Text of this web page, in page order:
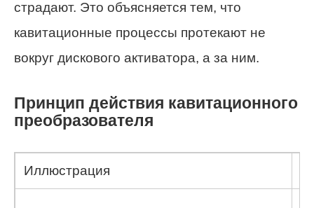
страдают. Это объясняется тем, что
кавитационные процессы протекают не
вокруг дискового активатора, а за ним.
Принцип действия кавитационного
преобразователя
Иллюстрация